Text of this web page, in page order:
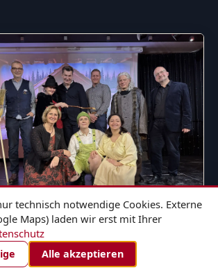
2024
und Gretel - für die ganze
ZIMMER BUCHEN
technisch notwendige Cookies. Externe
Maps) laden wir erst mit Ihrer
Alle akzeptieren